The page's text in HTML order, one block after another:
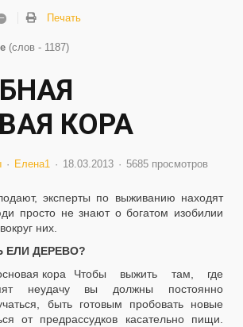
Печать
(слов - 1187)
КОРА
Елена1 18.03.2013 5685 просмотров
эксперты по выживанию находят
просто не знают о богатом изобилии
них.
ЕЛИ ДЕРЕВО?
Чтобы выжить там, где
неудачу вы должны постоянно
быть готовым пробовать новые
от предрассудков касательно пищи.